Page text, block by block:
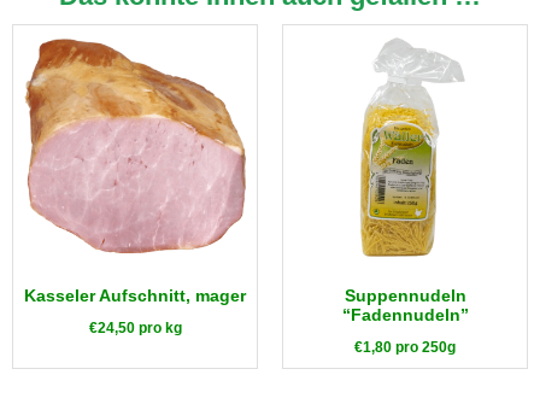
Kasseler Aufschnitt, mager
€24,50pro kg
Suppennudeln
“Fadennudeln”
€1,80 pro 250g